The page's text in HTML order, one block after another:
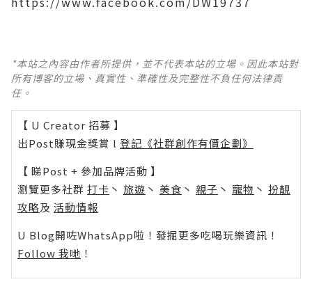
*本站之內容由作者所提供，並不代表本站的立場。因此本站對
所有博客的立場、真實性、準確性及完整性不負任何法律責
任。
【 U Creator 招募 】
出Post賺現金獎賞 l 登記《社群創作有價企劃》
【 睇Post + 參加品牌活動 】
瀏覽更多社群 打卡 丶 旅遊 丶 美食 丶 親子 丶 寵物 丶 扮靚
攻略及 活動情報
U Blog開咗WhatsApp啦！發掘更多吃喝玩樂資訊！
Follow 我哋 ！